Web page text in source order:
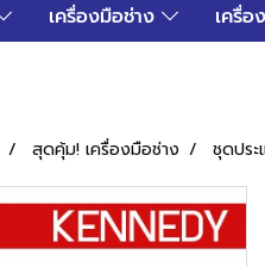
เครื่องมือช่าง เครื่อ
สุดคุ้ม! เครื่องมือช่าง ชุดปร